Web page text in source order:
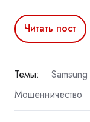
Читать пост
Темы: Samsung
Мошенничество